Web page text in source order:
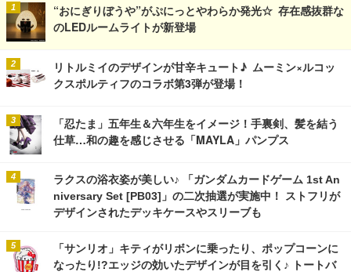
“おにぎりぼうや”がぷにっとやわらか発光☆ 存在感抜群な
のLEDルームライトが新登場
リトルミイのデザインが甘辛キュート♪ ムーミン×ルコッ
クスポルティフのコラボ第3弾が登場！
「忍たま」五年生＆六年生をイメージ！手裏剣、髪を結う
仕草…和の趣を感じさせる「MAYLA」パンプス
ラクスの浴衣姿が美しい♪ 「ガンダムカードゲーム 1st An
niversary Set [PB03]」の二次抽選が実施中！ ストフリが
デザインされたデッキケースやスリーブも
「サンリオ」キティがリボンに乗ったり、ポップコーンに
なったり!?エッジの効いたデザインが目を引く♪ トートバ